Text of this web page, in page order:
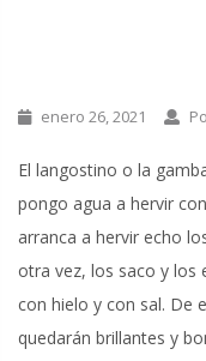
enero 26, 2021
El langostino o la
pongo agua a hervir
arranca a hervir echo
otra vez, los saco y los
con hielo y con sal. De
quedarán brillantes y